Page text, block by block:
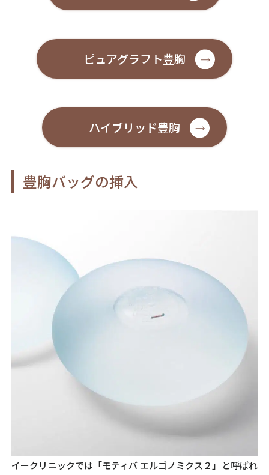
ピュアグラフト豊胸
ハイブリッド豊胸
豊胸バッグの挿入
イークリニックでは「モティバ エルゴノミクス２」と呼ばれ